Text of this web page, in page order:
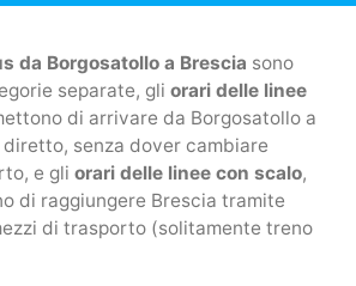
da Borgosatollo a Brescia sono
separate, gli orari delle linee
di arrivare da Borgosatollo a
senza dover cambiare
e gli orari delle linee con scalo,
di raggiungere Brescia tramite
di trasporto (solitamente treno